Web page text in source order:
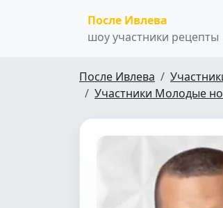
После Ивлева
шоу участники рецепты
После Ивлева
Участники Молодые